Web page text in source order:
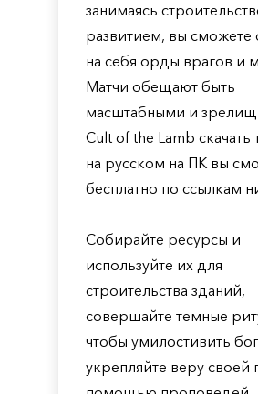
занимаясь
развитием, вы сможете
на себя орды врагов и
Матчи обещают быть
масштабными и
Cult of the Lamb скачать
на русском на ПК вы
бесплатно по ссылкам
Собирайте ресурсы и
используйте их для
строительства зданий,
совершайте темные
чтобы умилостивить
укрепляйте веру своей